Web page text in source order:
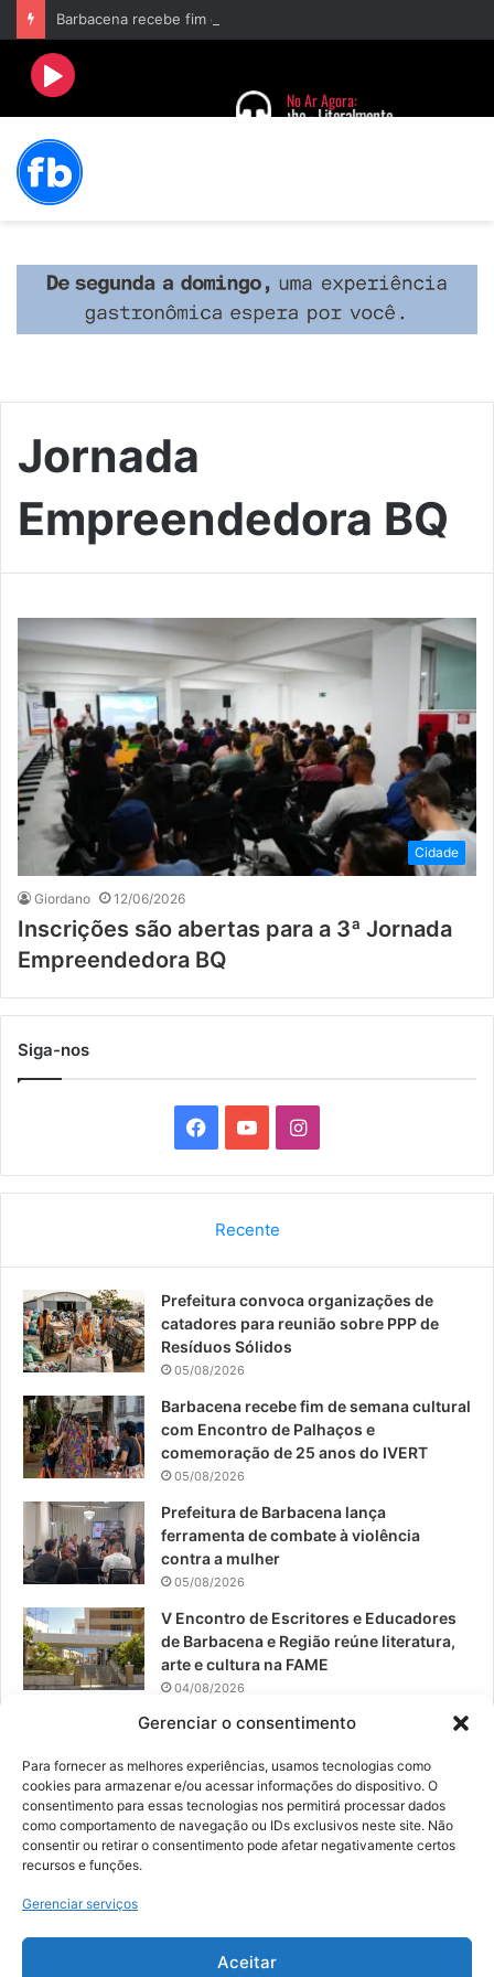
Gerenciar o consentimento
Para fornecer as melhores experiências, usamos tecnologias como
cookies para armazenar e/ou acessar informações do dispositivo. O
consentimento para essas tecnologias nos permitirá processar dados
como comportamento de navegação ou IDs exclusivos neste site. Não
consentir ou retirar o consentimento pode afetar negativamente certos
recursos e funções.
Gerenciar serviços
Aceitar
Jornada
Empreendedora BQ
Cidade
Giordano 12/06/2026
Inscrições são abertas para a 3ª Jornada
Empreendedora BQ
Siga-nos
a
b
o
k
o
u
b
I
n
a
a
Recente
Prefeitura convoca organizações de
catadores para reunião sobre PPP de
Resíduos Sólidos
05/08/2026
Barbacena recebe fim de semana cultural
com Encontro de Palhaços e
comemoração de 25 anos do IVERT
05/08/2026
Prefeitura de Barbacena lança
ferramenta de combate à violência
contra a mulher
05/08/2026
V Encontro de Escritores e Educadores
de Barbacena e Região reúne literatura,
arte e cultura na FAME
04/08/2026
Teatro da Pedra apresenta novo
04/08/2026
© 2026, Todos os direitos reservados | Desenvolvido por:
Digital Business| Hospedado por:NP Publicidade